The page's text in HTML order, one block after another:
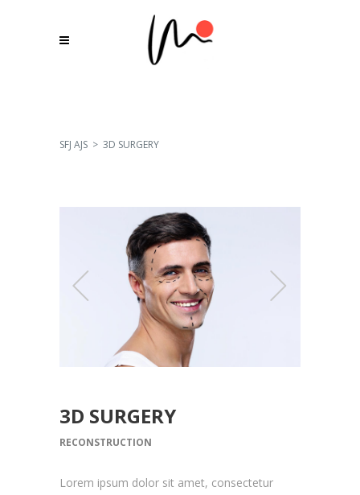
SFJ AJS > 3D SURGERY
3D SURGERY
RECONSTRUCTION
Lorem ipsum dolor sit amet, consectetur